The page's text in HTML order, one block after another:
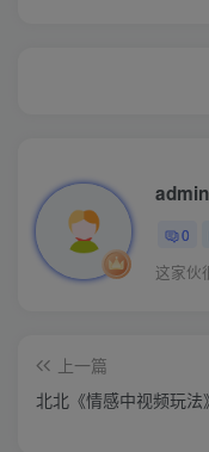
admin
0
这家伙
上一篇
北北《情感中视频玩